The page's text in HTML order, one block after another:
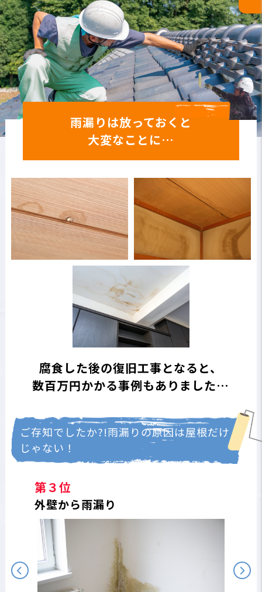
雨漏りは放っておくと
大変なことに…
腐食した後の復旧工事となると、
数百万円かかる事例もありました…
ご存知でしたか?!雨漏りの原因は屋根だけ
じゃない！
第３位
外壁から雨漏り